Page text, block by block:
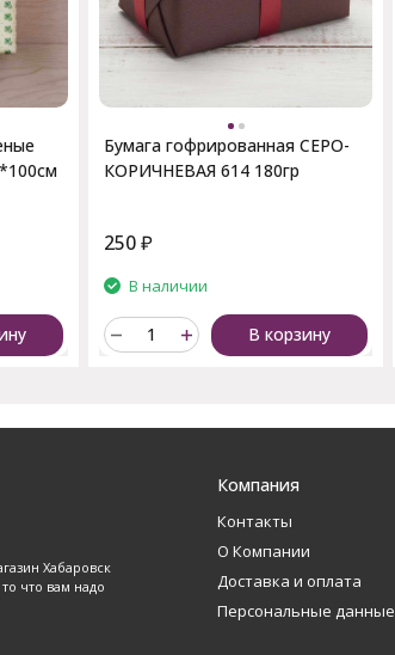
Бумага гофрированная СЕРО-
КОРИЧНЕВАЯ 614 180гр
250₽
В наличии
В корзину
Хабаровск
что вам надо
Компания
Контакты
О Компании
Доставка и оплата
Персональные данные